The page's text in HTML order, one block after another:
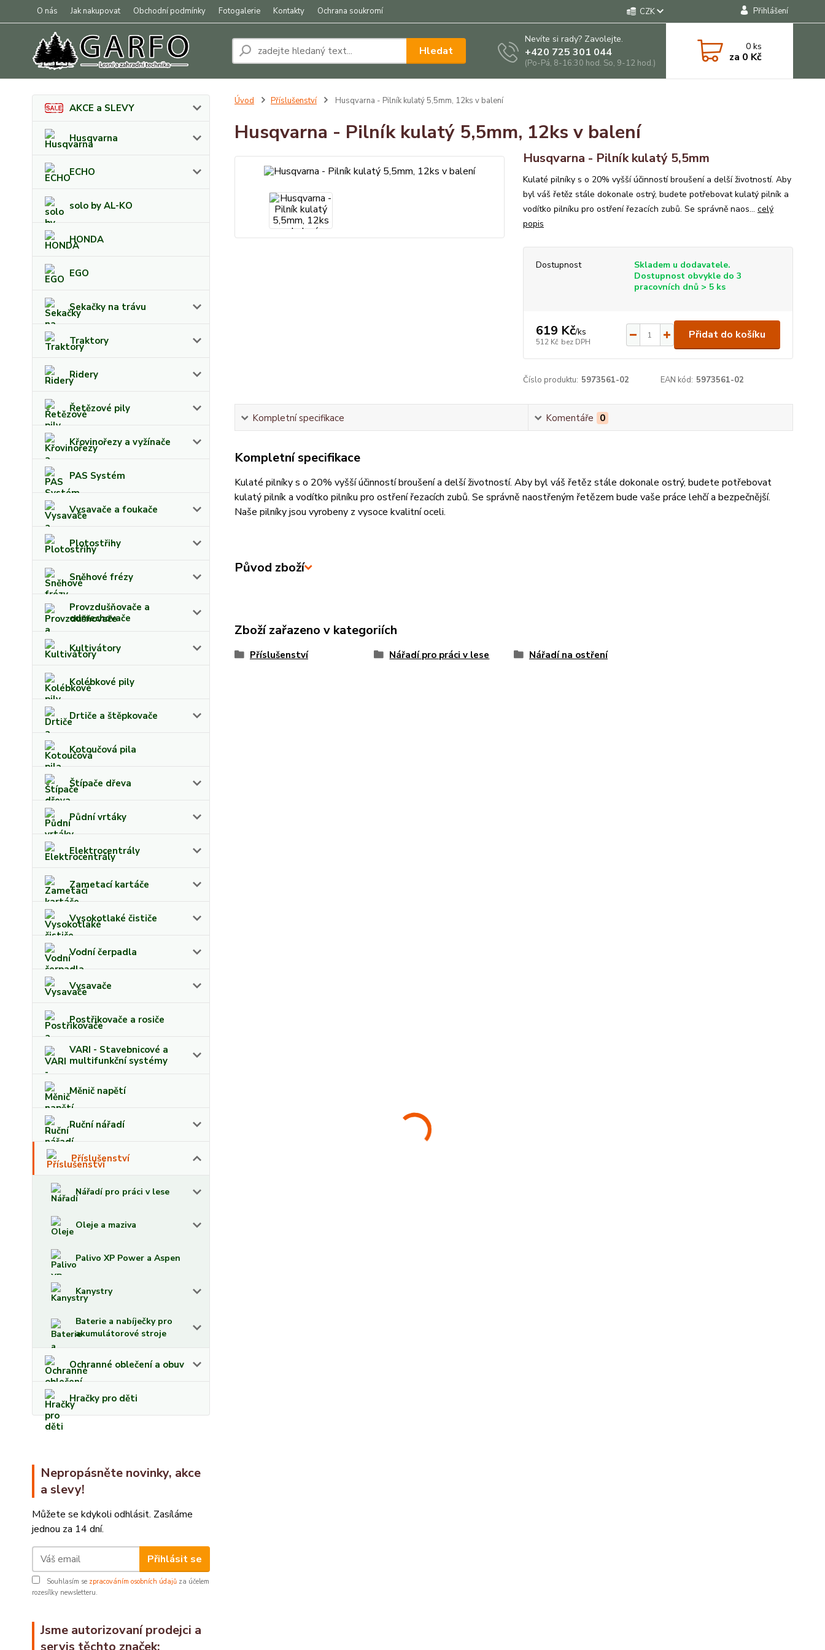
O nás Jak nakupovat Obchodní podmínky Fotogalerie Kontakty Ochrana soukromí CZK Přihlášení
Hledat
Nevíte si rady? Zavolejte.
+420 725 301 044
(Po-Pá, 8-16:30 hod. So, 9-12 hod.)
0ks
za 0 Kč
AKCE a SLEVY
Husqvarna
ECHO
solo by AL-KO
HONDA
EGO
Sekačky na trávu
Traktory
Ridery
Řetězové pily
Křovinořezy a vyžínače
PAS Systém
Vysavače a foukače
Plotostřihy
Sněhové frézy
Provzdušňovače a
odmechovače
Kultivátory
Kolébkové pily
Drtiče a štěpkovače
Kotoučová pila
Štípače dřeva
Půdní vrtáky
Elektrocentrály
Zametací kartáče
Vysokotlaké čističe
Vodní čerpadla
Vysavače
Postřikovače a rosiče
VARI - Stavebnicové a
multifunkční systémy
Měnič napětí
Ruční nářadí
Příslušenství
Nářadí pro práci v lese
Oleje a maziva
Palivo XP Power a Aspen
Kanystry
Baterie a nabíječky pro
akumulátorové stroje
Ochranné oblečení a obuv
Hračky pro děti
Nepropásněte novinky, akce
a slevy!
Můžete se kdykoli odhlásit. Zasíláme
jednou za 14 dní.
Přihlásit se
Souhlasím se zpracováním osobních údajů za účelem
rozesílky newsletteru.
Jsme autorizovaní prodejci a
servis těchto značek:
Úvod Příslušenství Husqvarna - Pilník kulatý 5,5mm, 12ks v balení
Husqvarna - Pilník kulatý 5,5mm, 12ks v balení
Husqvarna - Pilník kulatý 5,5mm
Kulaté pilníky s o 20% vyšší účinností broušení a delší životností. Aby
byl váš řetěz stále dokonale ostrý, budete potřebovat kulatý pilník a
vodítko pilníku pro ostření řezacích zubů. Se správně naos... celý
popis
Dostupnost
Skladem u dodavatele.
Dostupnost obvykle do 3
pracovních dnů > 5 ks
619 Kč/ks
512 Kč bez DPH
Přidat do košíku
Číslo produktu: 5973561-02 EAN kód: 5973561-02
Kompletní specifikace Komentáře 0
Kompletní specifikace
Kulaté pilníky s o 20% vyšší účinností broušení a delší životností. Aby byl váš řetěz stále dokonale ostrý, budete potřebovat
kulatý pilník a vodítko pilníku pro ostření řezacích zubů. Se správně naostřeným řetězem bude vaše práce lehčí a bezpečnější.
Naše pilníky jsou vyrobeny z vysoce kvalitní oceli.
Původ zboží
Zboží zařazeno v kategoriích
Příslušenství Nářadí pro práci v lese Nářadí na ostření